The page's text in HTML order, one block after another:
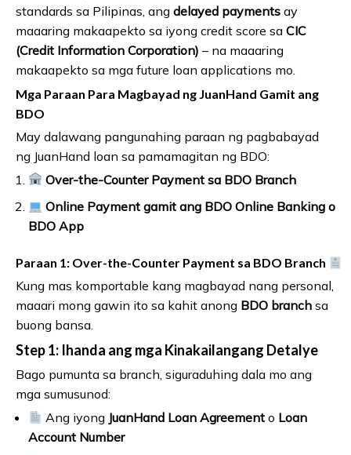
standards sa Pilipinas, ang delayed payments ay
maaaring makaapekto sa iyong credit score sa CIC
(Credit Information Corporation) – na maaaring
makaapekto sa mga future loan applications mo.
Mga Paraan Para Magbayad ng JuanHand Gamit ang
BDO
May dalawang pangunahing paraan ng pagbabayad
ng JuanHand loan sa pamamagitan ng BDO:
Over-the-Counter Payment sa BDO Branch
Online Payment gamit ang BDO Online Banking o
BDO App
Paraan 1: Over-the-Counter Payment sa BDO Branch
Kung mas komportable kang magbayad nang personal,
maaari mong gawin ito sa kahit anong BDO branch sa
buong bansa.
Step 1: Ihanda ang mga Kinakailangang Detalye
Bago pumunta sa branch, siguraduhing dala mo ang
mga sumusunod:
Ang iyong JuanHand Loan Agreement o Loan
Account Number